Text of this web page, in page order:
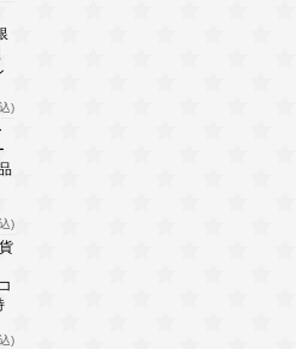
)
)
)